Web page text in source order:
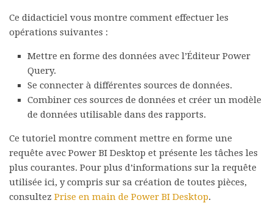
Ce didacticiel vous montre comment effectuer les
opérations suivantes :
Mettre en forme des données avec l’Éditeur Power
Query.
Se connecter à différentes sources de données.
Combiner ces sources de données et créer un modèle
de données utilisable dans des rapports.
Ce tutoriel montre comment mettre en forme une
requête avec Power BI Desktop et présente les tâches les
plus courantes. Pour plus d’informations sur la requête
utilisée ici, y compris sur sa création de toutes pièces,
consultez Prise en main de Power BI Desktop.